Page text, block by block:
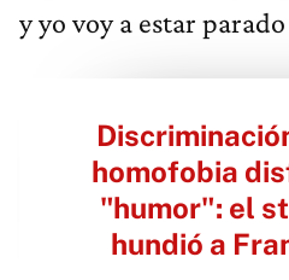
y yo voy a estar
homofobia
"humor": el
hundió a